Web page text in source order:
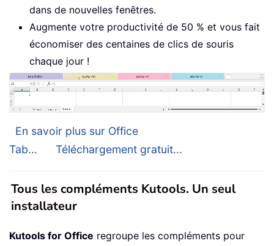
dans de nouvelles fenêtres.
Augmente votre productivité de 50 % et vous fait
économiser des centaines de clics de souris
chaque jour !
En savoir plus sur Office
Tab...
Téléchargement gratuit...
Tous les compléments Kutools. Un seul
installateur
Kutools for Office regroupe les compléments pour